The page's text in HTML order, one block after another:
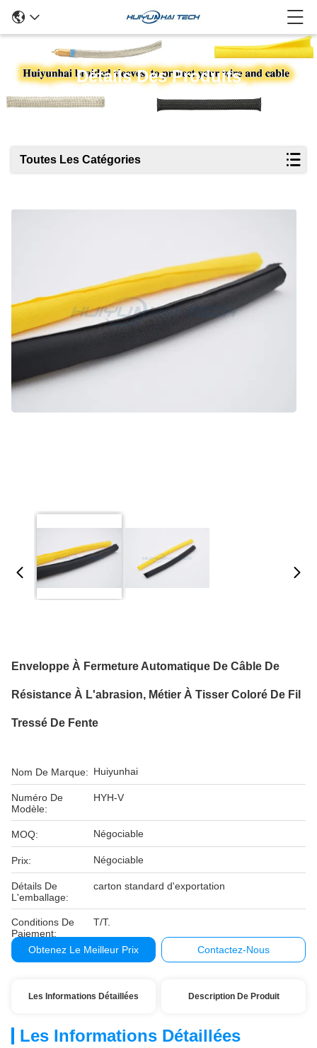
Détails Des Produits
Toutes Les Catégories
Enveloppe À Fermeture Automatique De Câble De
Résistance À L'abrasion, Métier À Tisser Coloré De Fil
Tressé De Fente
Nom De Marque: Huiyunhai
Numéro De
Modèle:
HYH-V
MOQ: Négociable
Prix: Négociable
Détails De
L'emballage:
carton standard d'exportation
Conditions De
Paiement:
T/T.
Obtenez Le Meilleur Prix Contactez-Nous
Les Informations Détaillées Description De Produit
Les Informations Détaillées